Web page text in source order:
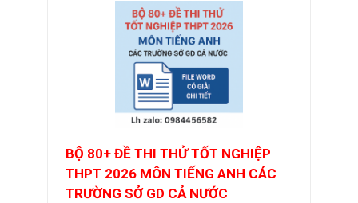
BỘ 80+ ĐỀ THI THỬ TỐT NGHIỆP
THPT 2026 MÔN TIẾNG ANH CÁC
TRƯỜNG SỞ GD CẢ NƯỚC